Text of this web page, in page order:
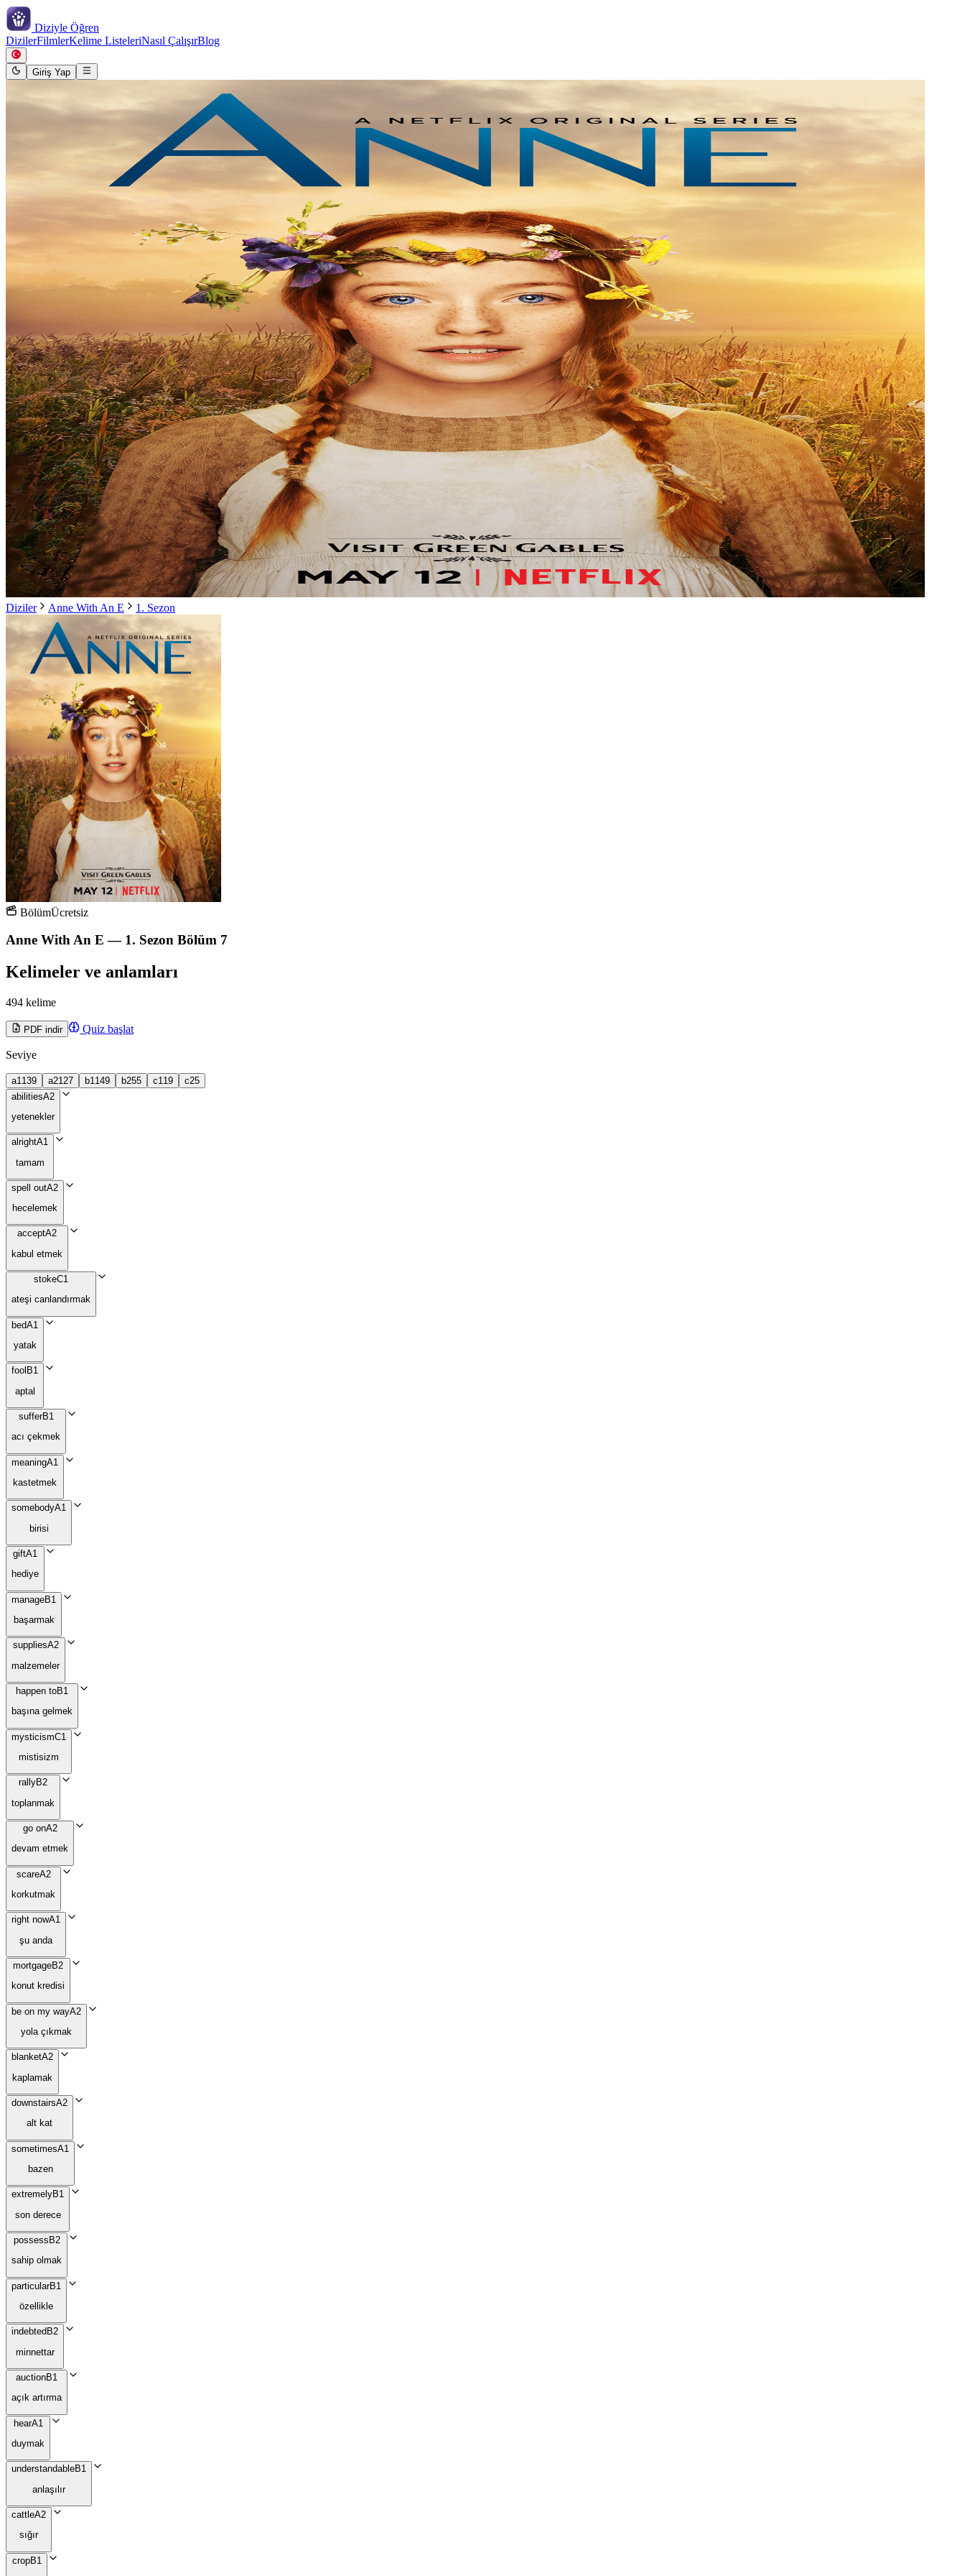
Diziyle Öğren
DizilerFilmlerKelime ListeleriNasıl ÇalışırBlog
Giriş Yap
Diziler Anne With An E 1. Sezon
BölümÜcretsiz
Anne With An E — 1. Sezon Bölüm 7
Kelimeler ve anlamları
494 kelime
PDF indir Quiz başlat
Seviye
a1 139 a2127 b1 149 b255 c1 19 c25
abilitiesA2
yetenekler
alrightA1
tamam
spell outA2
hecelemek
acceptA2
kabul etmek
stokeC1
ateşi canlandırmak
bedA1
yatak
fool B1
aptal
sufferB1
acı çekmek
meaningA1
kastetmek
somebodyA1
birisi
giftA1
hediye
manageB1
başarmak
suppliesA2
malzemeler
happen toB1
başına gelmek
mysticismC1
mistisizm
rallyB2
toplanmak
go onA2
devam etmek
scareA2
korkutmak
right nowA1
şu anda
mortgageB2
konut kredisi
be on my wayA2
yola çıkmak
blanketA2
kaplamak
downstairsA2
alt kat
sometimesA1
bazen
extremelyB1
son derece
possess B2
sahip olmak
particularB1
özellikle
indebted B2
minnettar
auctionB1
açık artırma
hearA1
duymak
understandableB1
anlaşılır
cattleA2
sığır
cropB1